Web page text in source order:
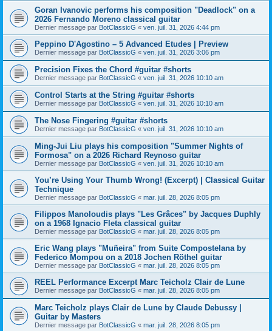
Goran Ivanovic performs his composition "Deadlock" on a
2026 Fernando Moreno classical guitar
Dernier message par BotClassicG « ven. juil. 31, 2026 4:44 pm
Peppino D'Agostino – 5 Advanced Etudes | Preview
Dernier message par BotClassicG « ven. juil. 31, 2026 3:06 pm
Precision Fixes the Chord #guitar #shorts
Dernier message par BotClassicG « ven. juil. 31, 2026 10:10 am
Control Starts at the String #guitar #shorts
Dernier message par BotClassicG « ven. juil. 31, 2026 10:10 am
The Nose Fingering #guitar #shorts
Dernier message par BotClassicG « ven. juil. 31, 2026 10:10 am
Ming-Jui Liu plays his composition "Summer Nights of
Formosa" on a 2026 Richard Reynoso guitar
Dernier message par BotClassicG « ven. juil. 31, 2026 10:10 am
You’re Using Your Thumb Wrong! (Excerpt) | Classical Guitar
Technique
Dernier message par BotClassicG « mar. juil. 28, 2026 8:05 pm
Filippos Manoloudis plays "Les Grâces" by Jacques Duphly
on a 1968 Ignacio Fleta classical guitar
Dernier message par BotClassicG « mar. juil. 28, 2026 8:05 pm
Eric Wang plays "Muñeira" from Suite Compostelana by
Federico Mompou on a 2018 Jochen Röthel guitar
Dernier message par BotClassicG « mar. juil. 28, 2026 8:05 pm
REEL Performance Excerpt Marc Teicholz Clair de Lune
Dernier message par BotClassicG « mar. juil. 28, 2026 8:05 pm
Marc Teicholz plays Clair de Lune by Claude Debussy |
Guitar by Masters
Dernier message par BotClassicG « mar. juil. 28, 2026 8:05 pm